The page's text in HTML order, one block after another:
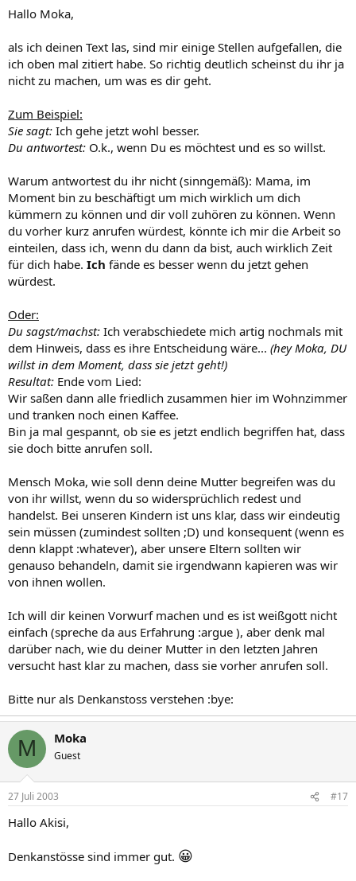
Ruhe aus dem Flur.
Dann ein: Ich gehe jetzt wohl besser.
Ich: O.k., wenn Du es möchtest und es so willst.
(...)
Dann wieder von ihr: "Ich geh jetzt wohl besser." und schaute ins
Ich verabschiedete mich artig nochmals mit dem Hinweis, dass es
ihre Entscheidung wäre und striegelte unseren Kater weiter.
Ende vom Lied:
Wir saßen dann alle friedlich zusammen hier im Wohnzimmer und
tranken noch einen Kaffee.
Bin ja mal gespannt, ob sie es jetzt endlich begriffen hat, dass sie
doch bitte anrufen soll.
Aber ich bin zuversichtlich, denn meist kapiert sie immer nur durch
die "Holzhammermethode". ;D
Hallo Moka,
als ich deinen Text las, sind mir einige Stellen aufgefallen, die
ich oben mal zitiert habe. So richtig deutlich scheinst du ihr ja
nicht zu machen, um was es dir geht.
Zum Beispiel:
Sie sagt: Ich gehe jetzt wohl besser.
Du antwortest: O.k., wenn Du es möchtest und es so willst.
Warum antwortest du ihr nicht (sinngemäß): Mama, im
Moment bin zu beschäftigt um mich wirklich um dich
kümmern zu können und dir voll zuhören zu können. Wenn
du vorher kurz anrufen würdest, könnte ich mir die Arbeit so
einteilen, dass ich, wenn du dann da bist, auch wirklich Zeit
für dich habe. Ich fände es besser wenn du jetzt gehen
würdest.
Oder:
Du sagst/machst: Ich verabschiedete mich artig nochmals mit
dem Hinweis, dass es ihre Entscheidung wäre... (hey Moka, DU
willst in dem Moment, dass sie jetzt geht!)
Resultat: Ende vom Lied:
Wir saßen dann alle friedlich zusammen hier im Wohnzimmer
und tranken noch einen Kaffee.
Bin ja mal gespannt, ob sie es jetzt endlich begriffen hat, dass
sie doch bitte anrufen soll.
Mensch Moka, wie soll denn deine Mutter begreifen was du
von ihr willst, wenn du so widersprüchlich redest und
handelst. Bei unseren Kindern ist uns klar, dass wir eindeutig
sein müssen (zumindest sollten ;D) und konsequent (wenn es
denn klappt :whatever), aber unsere Eltern sollten wir
genauso behandeln, damit sie irgendwann kapieren was wir
von ihnen wollen.
Ich will dir keinen Vorwurf machen und es ist weißgott nicht
einfach (spreche da aus Erfahrung :argue ), aber denk mal
darüber nach, wie du deiner Mutter in den letzten Jahren
versucht hast klar zu machen, dass sie vorher anrufen soll.
Bitte nur als Denkanstoss verstehen :bye:
M Moka
Guest
27 Juli 2003 #17
Hallo Akisi,
Denkanstösse sind immer gut. 😀